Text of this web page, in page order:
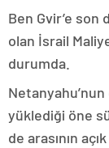
Ben Gvir’e son
olan İsrail
durumda.
Netanyahu’nun
yüklediği öne
de arasının